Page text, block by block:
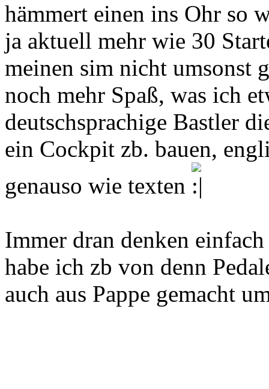
hämmert einen ins Ohr so
ja aktuell mehr wie 30
meinen sim nicht umsonst
noch mehr Spaß, was ich
deutschsprachige Bastler
ein Cockpit zb. bauen,
genauso wie texten
Immer dran denken
habe ich zb von denn
auch aus Pappe gemacht